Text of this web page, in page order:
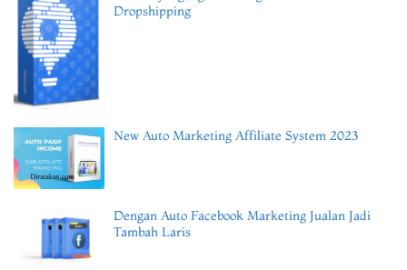
Dropshipping
New Auto Marketing Affiliate System 2023
Dengan Auto Facebook Marketing Jualan Jadi
Tambah Laris